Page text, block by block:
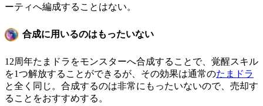
ーティへ編成することはない。
合成に用いるのはもったいない
12周年たまドラをモンスターへ合成することで、覚醒スキル
を1つ解放することができるが、その効果は通常のたまドラ
と全く同じ。合成するのは非常にもったいないので、売却す
ることをおすすめする。